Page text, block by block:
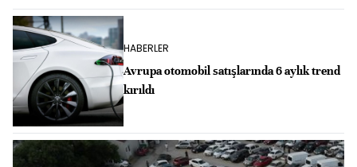
HABERLER
Avrupa otomobil satışlarında 6 aylık trend
kırıldı